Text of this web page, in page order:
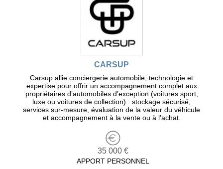
CARSUP
Carsup allie conciergerie automobile, technologie et
expertise pour offrir un accompagnement complet aux
propriétaires d’automobiles d’exception (voitures sport,
luxe ou voitures de collection) : stockage sécurisé,
services sur-mesure, évaluation de la valeur du véhicule
et accompagnement à la vente ou à l’achat.
35 000 €
APPORT PERSONNEL